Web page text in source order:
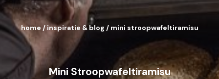
Mini Stroopwafeltiramisu
home / inspiratie & blog / mini stroopwafeltiramisu